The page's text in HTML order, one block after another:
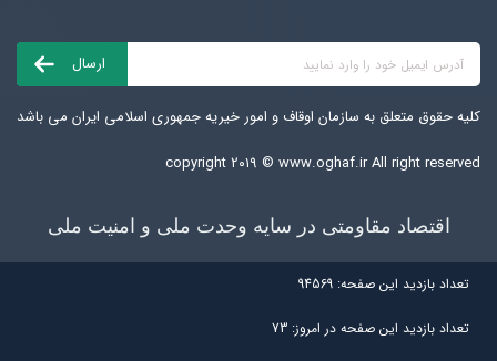
کلیه حقوق متعلق به سازمان اوقاف و امور خیریه جمهوری اسلامی ایران می باشد
copyright ۲۰۱۹ © www.oghaf.irAll right reserved
اقتصاد مقاومتی در سایه وحدت ملی و امنیت ملی
تعداد بازديد اين صفحه: 94569
تعداد بازديد اين صفحه در امروز: 73